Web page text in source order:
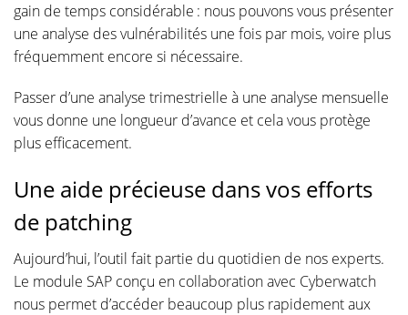
gain de temps considérable : nous pouvons vous présenter
une analyse des vulnérabilités une fois par mois, voire plus
fréquemment encore si nécessaire.
Passer d’une analyse trimestrielle à une analyse mensuelle
vous donne une longueur d’avance et cela vous protège
plus efficacement.
Une aide précieuse dans vos efforts
de patching
Aujourd’hui, l’outil fait partie du quotidien de nos experts.
Le module SAP conçu en collaboration avec Cyberwatch
nous permet d’accéder beaucoup plus rapidement aux